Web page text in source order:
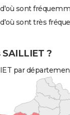
sont
sont très
?
par